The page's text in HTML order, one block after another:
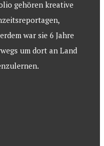
gehören kreative
war sie 6 Jahre
um dort an Land